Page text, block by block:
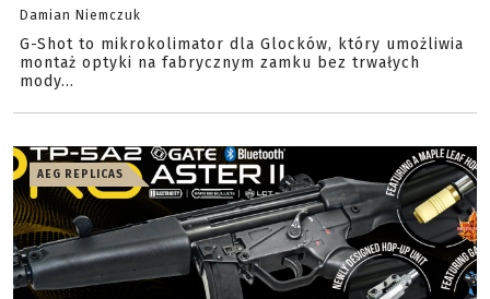
Damian Niemczuk
G-Shot to mikrokolimator dla Glocków, który umożliwia
montaż optyki na fabrycznym zamku bez trwałych
mody...
AEG REPLICAS